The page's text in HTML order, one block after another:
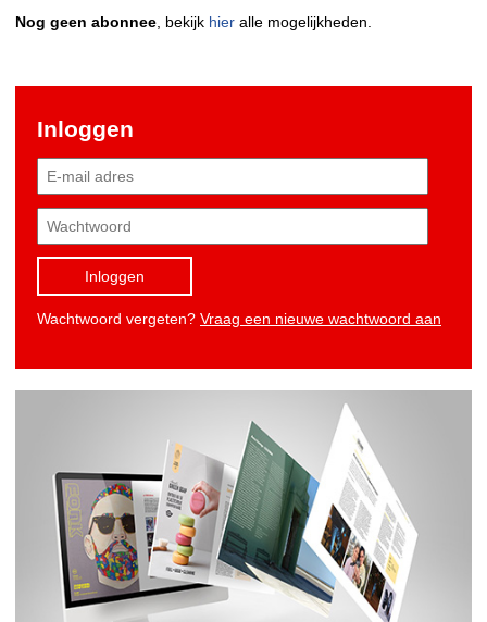
Nog geen abonnee , bekijk hier alle mogelijkheden.
Inloggen
Inloggen
Wachtwoord vergeten? Vraag een nieuwe wachtwoord aan